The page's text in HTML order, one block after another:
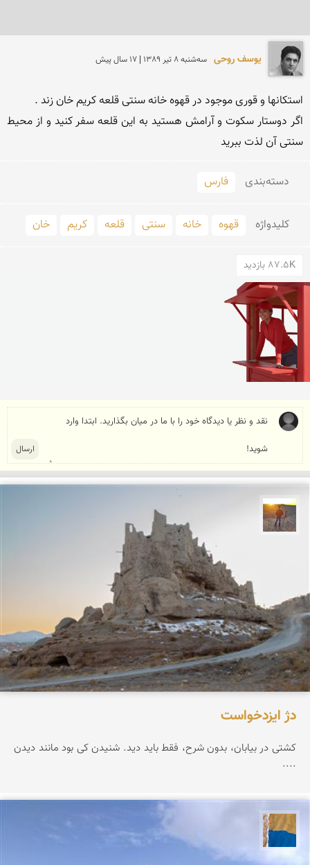
یوسف روحی سه‌شنبه 8 تير 1389 | 17 سال پیش
سنتی آن لذت ببرید
دسته‌بندی فارس
کلید‌واژه قهوه خانه سنتی قلعه کریم خان
87.5K بازدید
دژ ایزدخواست
کشتی در بیابان، بدون شرح، فقط باید دید. شنیدن کی بود مانند دیدن
....